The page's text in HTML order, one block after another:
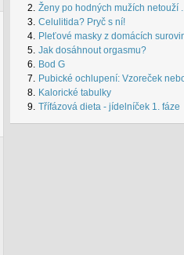
2. Ženy po hodných mužích netouží
3. Celulitida? Pryč s ní!
4. Pleťové masky z domácích
5. Jak dosáhnout orgasmu?
6. Bod G
7. Pubické ochlupení: Vzoreček
8. Kalorické tabulky
9. Třífázová dieta - jídelníček 1. fáze